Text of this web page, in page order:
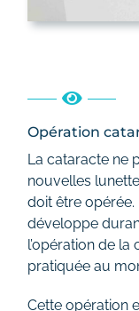
Opération
La cataracte ne
nouvelles
doit être
développe
l’opération de la
pratiquée au
Cette opération